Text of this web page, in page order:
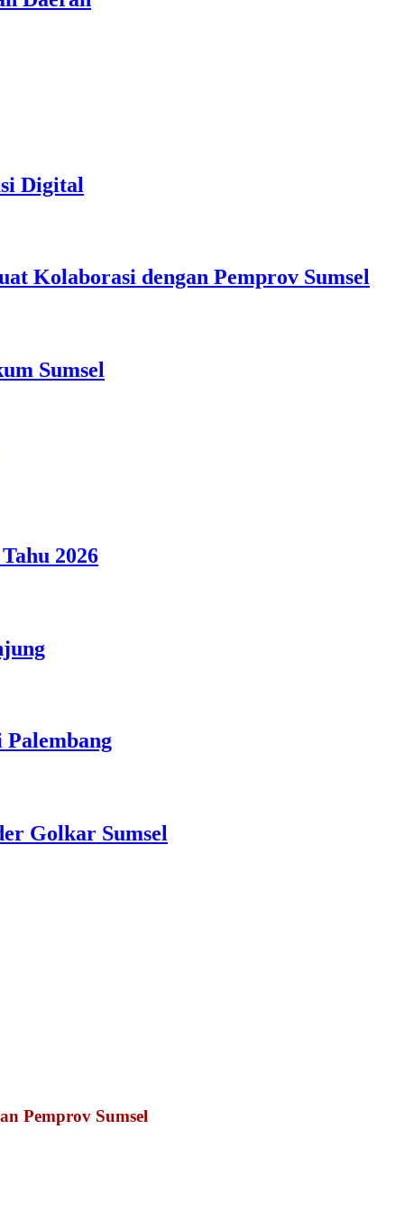
Digital
Kolaborasi dengan Pemprov Sumsel
Sumsel
2026
Golkar Sumsel
Pemprov Sumsel